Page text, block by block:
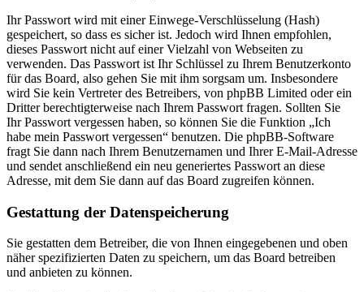
Ihr Passwort wird mit einer Einwege-Verschlüsselung (Hash)
gespeichert, so dass es sicher ist. Jedoch wird Ihnen empfohlen,
dieses Passwort nicht auf einer Vielzahl von Webseiten zu
verwenden. Das Passwort ist Ihr Schlüssel zu Ihrem Benutzerkonto
für das Board, also gehen Sie mit ihm sorgsam um. Insbesondere
wird Sie kein Vertreter des Betreibers, von phpBB Limited oder ein
Dritter berechtigterweise nach Ihrem Passwort fragen. Sollten Sie
Ihr Passwort vergessen haben, so können Sie die Funktion „Ich
habe mein Passwort vergessen“ benutzen. Die phpBB-Software
fragt Sie dann nach Ihrem Benutzernamen und Ihrer E-Mail-Adresse
und sendet anschließend ein neu generiertes Passwort an diese
Adresse, mit dem Sie dann auf das Board zugreifen können.
Gestattung der Datenspeicherung
Sie gestatten dem Betreiber, die von Ihnen eingegebenen und oben
näher spezifizierten Daten zu speichern, um das Board betreiben
und anbieten zu können.